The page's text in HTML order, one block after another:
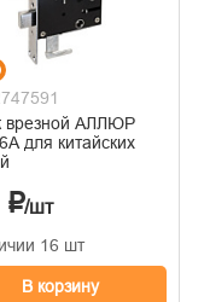
врезной АЛЛЮР
для китайских
₽/шт
16 шт
В корзину